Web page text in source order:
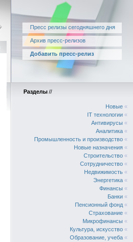
Пресс релизы сегодняшнего дня
Архив пресс-релизов
Добавить пресс-релиз
Разделы //
Новые «
IT технологии «
Антивирусы «
Аналитика «
Промышленность и производство «
Новые назначения «
Строительство «
Сотрудничество «
Недвижимость «
Энергетика «
Финансы «
Банки «
Пенсионный фонд «
Страхование «
Микрофинансы «
Культура, искусство «
Образование, учеба «